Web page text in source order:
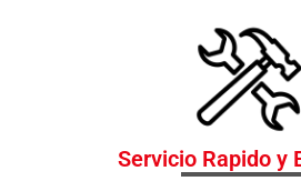
Servicio Rapido y